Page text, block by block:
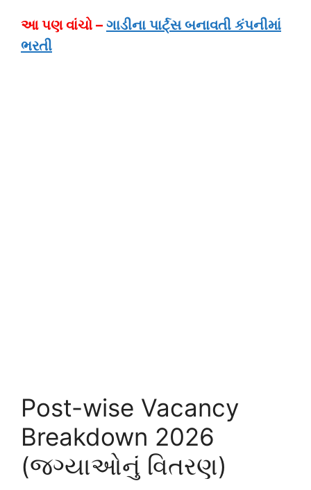
આ પણ વાંચો – ગાડીના પાર્ટ્સ બનાવતી કંપનીમાં
ભરતી
Post-wise Vacancy
Breakdown 2026
(જગ્યાઓનું વિતરણ)